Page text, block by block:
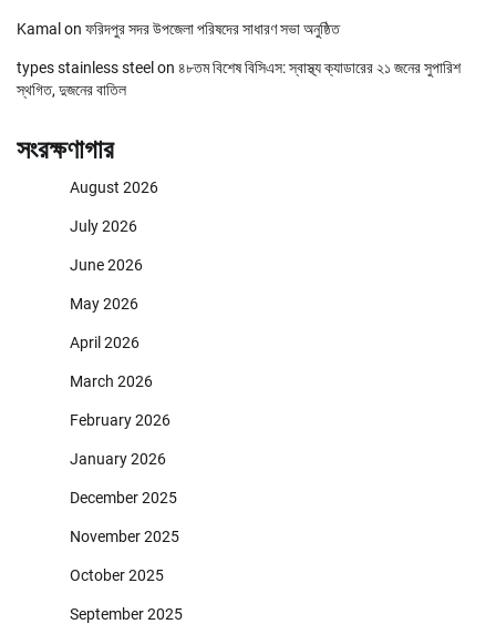
Kamal on ফরিদপুর সদর উপজেলা পরিষদের সাধারণ সভা অনুষ্ঠিত
types stainless steel on ৪৮তম বিশেষ বিসিএস: স্বাস্থ্য ক্যাডারের ২১ জনের সুপারিশ
স্থগিত, দুজনের বাতিল
সংরক্ষণাগার
August 2026
July 2026
June 2026
May 2026
April 2026
March 2026
February 2026
January 2026
December 2025
November 2025
October 2025
September 2025